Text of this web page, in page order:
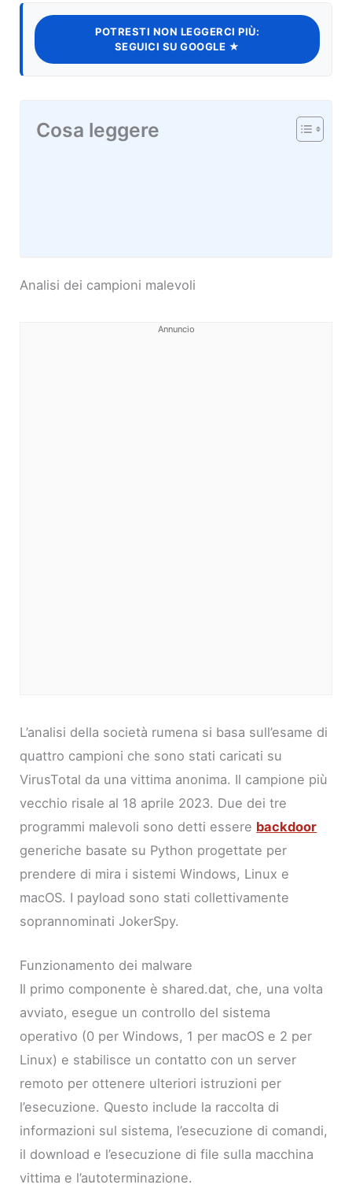
POTRESTI NON LEGGERCI PIÙ:
SEGUICI SU GOOGLE ★
Cosa leggere
Analisi dei campioni malevoli
Annuncio
L’analisi della società rumena si basa sull’esame di
quattro campioni che sono stati caricati su
VirusTotal da una vittima anonima. Il campione più
vecchio risale al 18 aprile 2023. Due dei tre
programmi malevoli sono detti essere backdoor
generiche basate su Python progettate per
prendere di mira i sistemi Windows, Linux e
macOS. I payload sono stati collettivamente
soprannominati JokerSpy.
Funzionamento dei malware
Il primo componente è shared.dat, che, una volta
avviato, esegue un controllo del sistema
operativo (0 per Windows, 1 per macOS e 2 per
Linux) e stabilisce un contatto con un server
remoto per ottenere ulteriori istruzioni per
l’esecuzione. Questo include la raccolta di
informazioni sul sistema, l’esecuzione di comandi,
il download e l’esecuzione di file sulla macchina
vittima e l’autoterminazione.